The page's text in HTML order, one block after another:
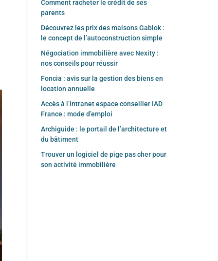
Comment racheter le crédit de ses
parents
Découvrez les prix des maisons Gablok :
le concept de l’autoconstruction simple
Négociation immobilière avec Nexity :
nos conseils pour réussir
Foncia : avis sur la gestion des biens en
location annuelle
Accès à l’intranet espace conseiller IAD
France : mode d’emploi
Archiguide : le portail de l’architecture et
du bâtiment
Trouver un logiciel de pige pas cher pour
son activité immobilière